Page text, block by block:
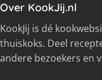
Over KookJij.nl
KookJij is dé
thuiskoks. Deel
andere bezoekers en